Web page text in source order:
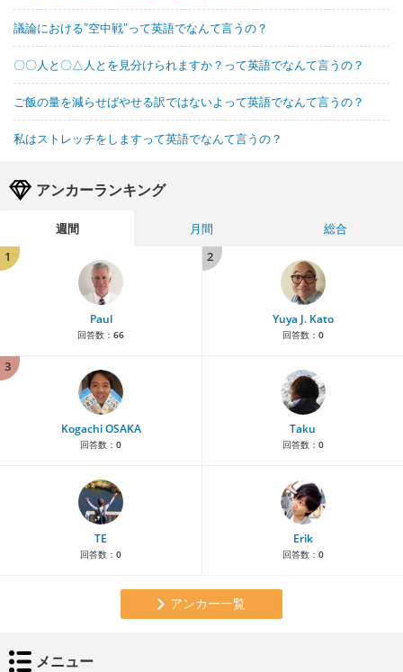
議論における"空中戦"って英語でなんて言うの？
〇〇人と〇△人とを見分けられますか？って英語でなんて言うの？
ご飯の量を減らせばやせる訳ではないよって英語でなんて言うの？
私はストレッチをしますって英語でなんて言うの？
アンカーランキング
週間 月間
総合
1
Paul
回答数： 66
2
Yuya J. Kato
回答数： 0
3
Kogachi OSAKA
回答数： 0
Taku
回答数： 0
TE
回答数： 0
Erik
回答数： 0
アンカー一覧
メニュー